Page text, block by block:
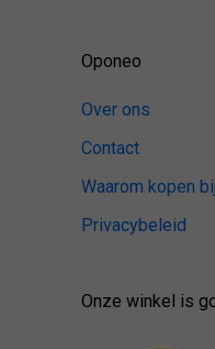
Oponeo
Over ons
Contact
Waarom kopen
Privacybeleid
Onze winkel is